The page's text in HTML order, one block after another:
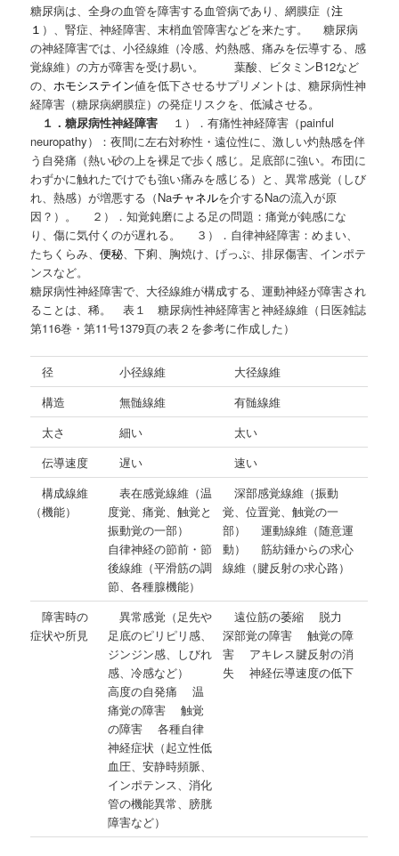
糖尿病は、全身の血管を障害する血管病であり、網膜症（注
１ ）、腎症、神経障害、末梢血管障害などを来たす。 糖尿病
の神経障害では、小径線維（冷感、灼熱感、痛みを伝導する、感
覚線維）の方が障害を受け易い。 葉酸、ビタミンB12など
の、 ホモシステイン値を低下させるサプリメントは、糖尿病性神
経障害（糖尿病網膜症）の発症リスクを、低減させる。
１．糖尿病性神経障害 １）．有痛性神経障害（painful
neuropathy）：夜間に左右対称性・遠位性に、激しい灼熱感を伴
う自発痛（熱い砂の上を裸足で歩く感じ。足底部に強い。布団に
わずかに触れたでけでも強い痛みを感じる）と、異常感覚（しび
れ、熱感）が増悪する（Naチャネルを介するNaの流入が原
因？）。 ２）．知覚鈍磨による足の問題：痛覚が鈍感にな
り、傷に気付くのが遅れる。 ３）．自律神経障害：めまい、
たちくらみ、便秘 、下痢、胸焼け、げっぷ、排尿傷害、インポテ
ンスなど。
糖尿病性神経障害で、大径線維が構成する、運動神経が障害され
ることは、稀。 表１ 糖尿病性神経障害と神経線維（日医雑誌
第116巻・第11号1379頁の表２を参考に作成した）
径 小径線維
大径線維
構造
無髄線維
有髄線維
太さ
細い
太い
伝導速度
遅い
速い
構成線維
（機能）
表在感覚線維（温
度覚、痛覚、触覚と
振動覚の一部）
自律神経の節前・節
後線維（平滑筋の調
節、各種腺機能）
深部感覚線維（振動
覚、位置覚、触覚の一
部） 運動線維（随意運
動） 筋紡錘からの求心
線維（腱反射の求心路）
障害時の
症状や所見
異常感覚（足先や
足底のピリピリ感、
ジンジン感、しびれ
感、冷感など）
高度の自発痛 温
痛覚の障害 触覚
の障害 各種自律
神経症状（起立性低
血圧、安静時頻脈、
インポテンス、消化
管の機能異常、膀胱
障害など）
遠位筋の萎縮 脱力
深部覚の障害 触覚の障
害 アキレス腱反射の消
失 神経伝導速度の低下